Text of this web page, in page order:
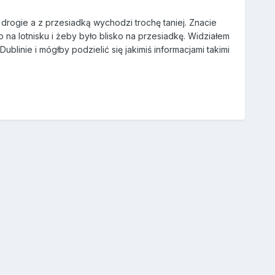
a z przesiadką wychodzi trochę taniej. Znacie
lotnisku i żeby było blisko na przesiadkę. Widziałem
i mógłby podzielić się jakimiś informacjami takimi